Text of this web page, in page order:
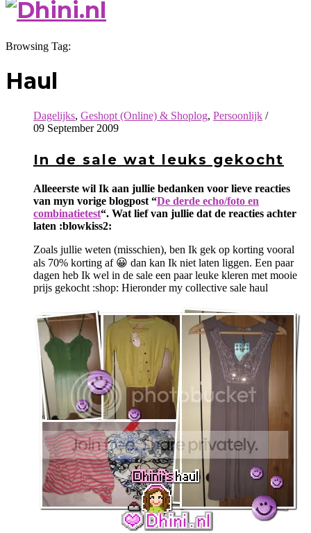
Browsing Tag:
Haul
Dagelijks, Geshopt (Online) & Shoplog, Persoonlijk /
09 September 2009
In de sale wat leuks gekocht
Alleeerste wil Ik aan jullie bedanken voor lieve reacties
van myn vorige blogpost “De derde echo/foto en
combinatietest“. Wat lief van jullie dat de reacties achter
laten :blowkiss2:
Zoals jullie weten (misschien), ben Ik gek op korting vooral
als 70% korting af 😀 dan kan Ik niet laten liggen. Een paar
dagen heb Ik wel in de sale een paar leuke kleren met mooie
prijs gekocht :shop: Hieronder my collective sale haul